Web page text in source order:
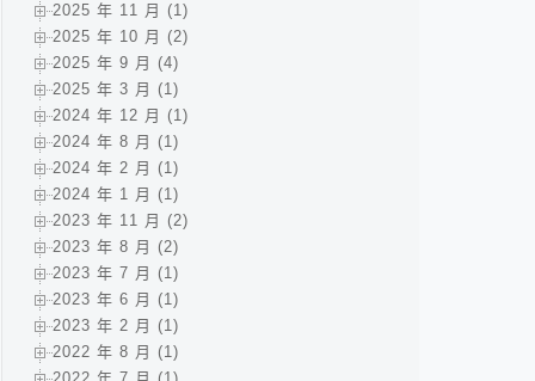
2025 年 11 月 (1)
2025 年 10 月 (2)
2025 年 9 月 (4)
2025 年 3 月 (1)
2024 年 12 月 (1)
2024 年 8 月 (1)
2024 年 2 月 (1)
2024 年 1 月 (1)
2023 年 11 月 (2)
2023 年 8 月 (2)
2023 年 7 月 (1)
2023 年 6 月 (1)
2023 年 2 月 (1)
2022 年 8 月 (1)